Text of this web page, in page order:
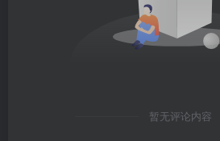
暂无评论内容